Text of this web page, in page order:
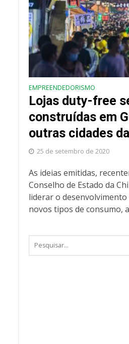
EMPREENDEDORISMO
Lojas duty-free
construídas em
outras cidades
25 de setembro de 2020
As ideias emitidas,
Conselho de Estado da
liderar o desenvolvimento
novos tipos de consumo,